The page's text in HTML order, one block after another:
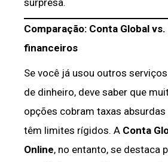
surpresa.
Comparação: Conta Global
financeiros
Se você já usou outros
de dinheiro, deve saber que
opções cobram taxas
têm limites rígidos. A Conta
Online, no entanto, se destaca